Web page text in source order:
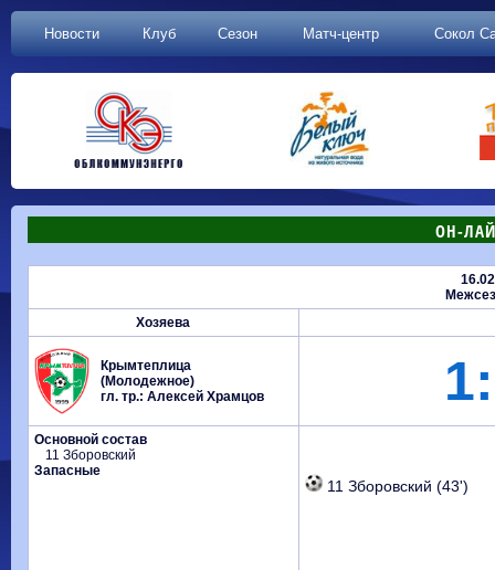
Новости Клуб Сезон Матч-центр Сокол
ОН-
Хозяева
Крымтеплица
(Молодежное)
гл. тр.: Алексей Храмцов
Основной состав
11 Зборовский
Запасные
11 Зборовский (43')